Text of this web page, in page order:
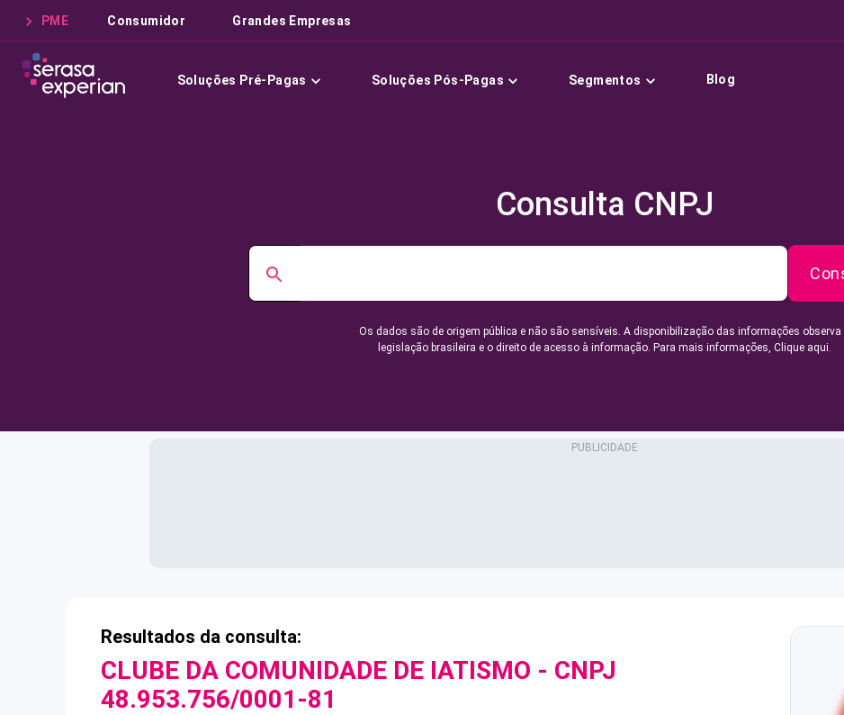
PME Consumidor Grandes Empresas
Soluções Pré-Pagas Soluções Pós-Pagas Segmentos Blog
Consulta CNPJ
Os dados são de origem pública e não são sensíveis. A disponibilização das informações observa
legislação brasileira e o direito de acesso à informação. Para mais informações, Clique aqui.
Resultados da consulta:
CLUBE DA COMUNIDADE DE IATISMO - CNPJ
48.953.756/0001-81